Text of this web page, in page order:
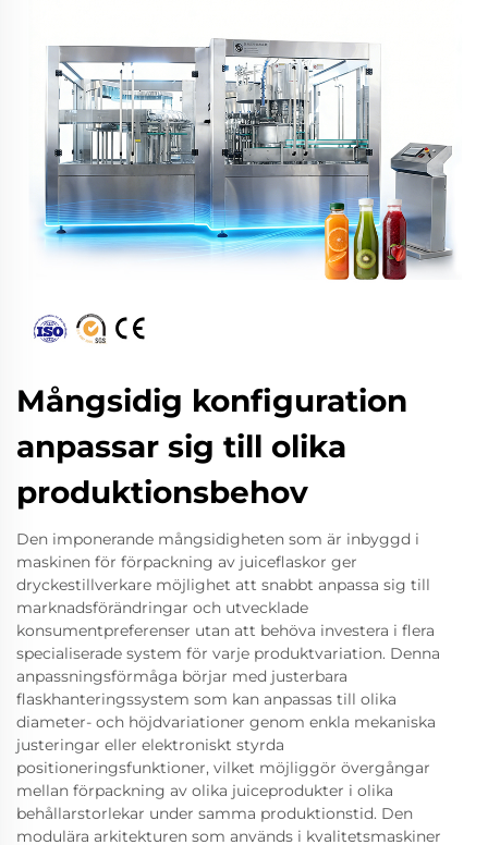
Mångsidig konfiguration
anpassar sig till olika
produktionsbehov
Den imponerande mångsidigheten som är inbyggd i
maskinen för förpackning av juiceflaskor ger
dryckestillverkare möjlighet att snabbt anpassa sig till
marknadsförändringar och utvecklade
konsumentpreferenser utan att behöva investera i flera
specialiserade system för varje produktvariation. Denna
anpassningsförmåga börjar med justerbara
flaskhanteringssystem som kan anpassas till olika
diameter- och höjdvariationer genom enkla mekaniska
justeringar eller elektroniskt styrda
positioneringsfunktioner, vilket möjliggör övergångar
mellan förpackning av olika juiceprodukter i olika
behållarstorlekar under samma produktionstid. Den
modulära arkitekturen som används i kvalitetsmaskiner